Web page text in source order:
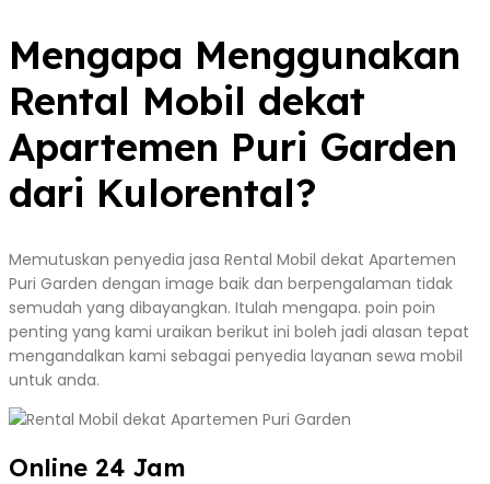
Mengapa Menggunakan
Rental Mobil dekat
Apartemen Puri Garden
dari Kulorental?
Memutuskan penyedia jasa Rental Mobil dekat Apartemen
Puri Garden dengan image baik dan berpengalaman tidak
semudah yang dibayangkan. Itulah mengapa. poin poin
penting yang kami uraikan berikut ini boleh jadi alasan tepat
mengandalkan kami sebagai penyedia layanan sewa mobil
untuk anda.
Online 24 Jam